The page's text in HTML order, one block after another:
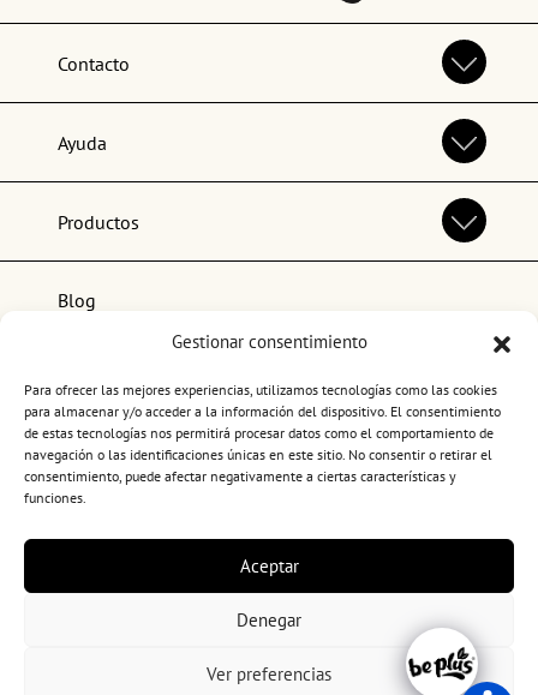
Gestionar consentimiento
Para ofrecer las mejores experiencias, utilizamos tecnologías como las cookies
para almacenar y/o acceder a la información del dispositivo. El consentimiento
de estas tecnologías nos permitirá procesar datos como el comportamiento de
navegación o las identificaciones únicas en este sitio. No consentir o retirar el
consentimiento, puede afectar negativamente a ciertas características y
funciones.
Aceptar
Denegar
Ver preferencias
Contacto
Ayuda
Productos
Blog
Lo más popular
Política de privacidad Política de cookies
Copyright 2026. BePlus